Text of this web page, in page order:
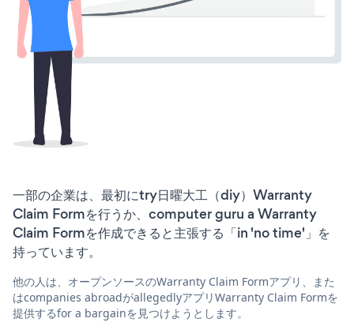
一部の企業は、最初にtry日曜大工（diy）Warranty
Claim Formを行うか、computer guru a Warranty
Claim Formを作成できると主張する「in 'no time'」を
持っています。
他の人は、オープンソースのWarranty Claim Formアプリ、また
はcompanies abroadがallegedlyアプリWarranty Claim Formを
提供するfor a bargainを見つけようとします。